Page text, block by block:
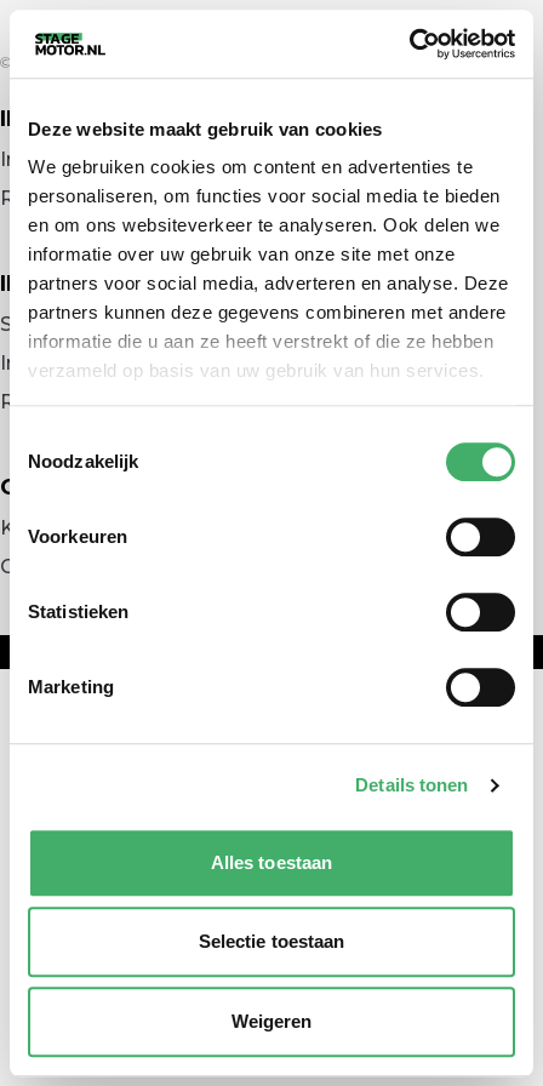
Deze website maakt gebruik van cookies
We gebruiken cookies om content en advertenties te
personaliseren, om functies voor social media te bieden
en om ons websiteverkeer te analyseren. Ook delen we
informatie over uw gebruik van onze site met onze
partners voor social media, adverteren en analyse. Deze
partners kunnen deze gegevens combineren met andere
informatie die u aan ze heeft verstrekt of die ze hebben
verzameld op basis van uw gebruik van hun services.
Noodzakelijk
Voorkeuren
Statistieken
Marketing
Details tonen
Alles toestaan
Selectie toestaan
Weigeren
© 2026 door stagemotor.nl
IK ZOEK EEN BAAN
Inloggen
Registreren
IK BEN WERKGEVER
Stage plaatsen
Inloggen
Registreren
OVER ONS
Kennismaken met MELON
Contact